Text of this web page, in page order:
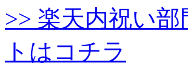
>> 楽天内祝い
トはコチラ